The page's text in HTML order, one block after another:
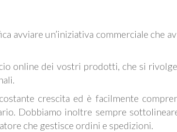
avviare un’iniziativa commerciale che
online dei vostri prodotti, che si
crescita ed è facilmente
Dobbiamo inoltre sempre
che gestisce ordini e spedizioni.